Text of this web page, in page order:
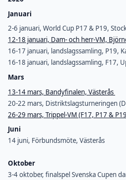
Januari
2-6 januari, World Cup P17 & P19,
12-18 januari, Dam- och herr-VM,
16-17 januari, landslagssamling, P19,
16-18 januari, landslagssamling, F17,
Mars
13-14 mars, Bandyfinalen, Västerås
20-22 mars, Distriktslagsturneringen
26-29 mars, Trippel-VM (F17, P17 &
Juni
14 juni, Förbundsmöte, Västerås
Oktober
3-4 oktober, finalspel Svenska Cupen